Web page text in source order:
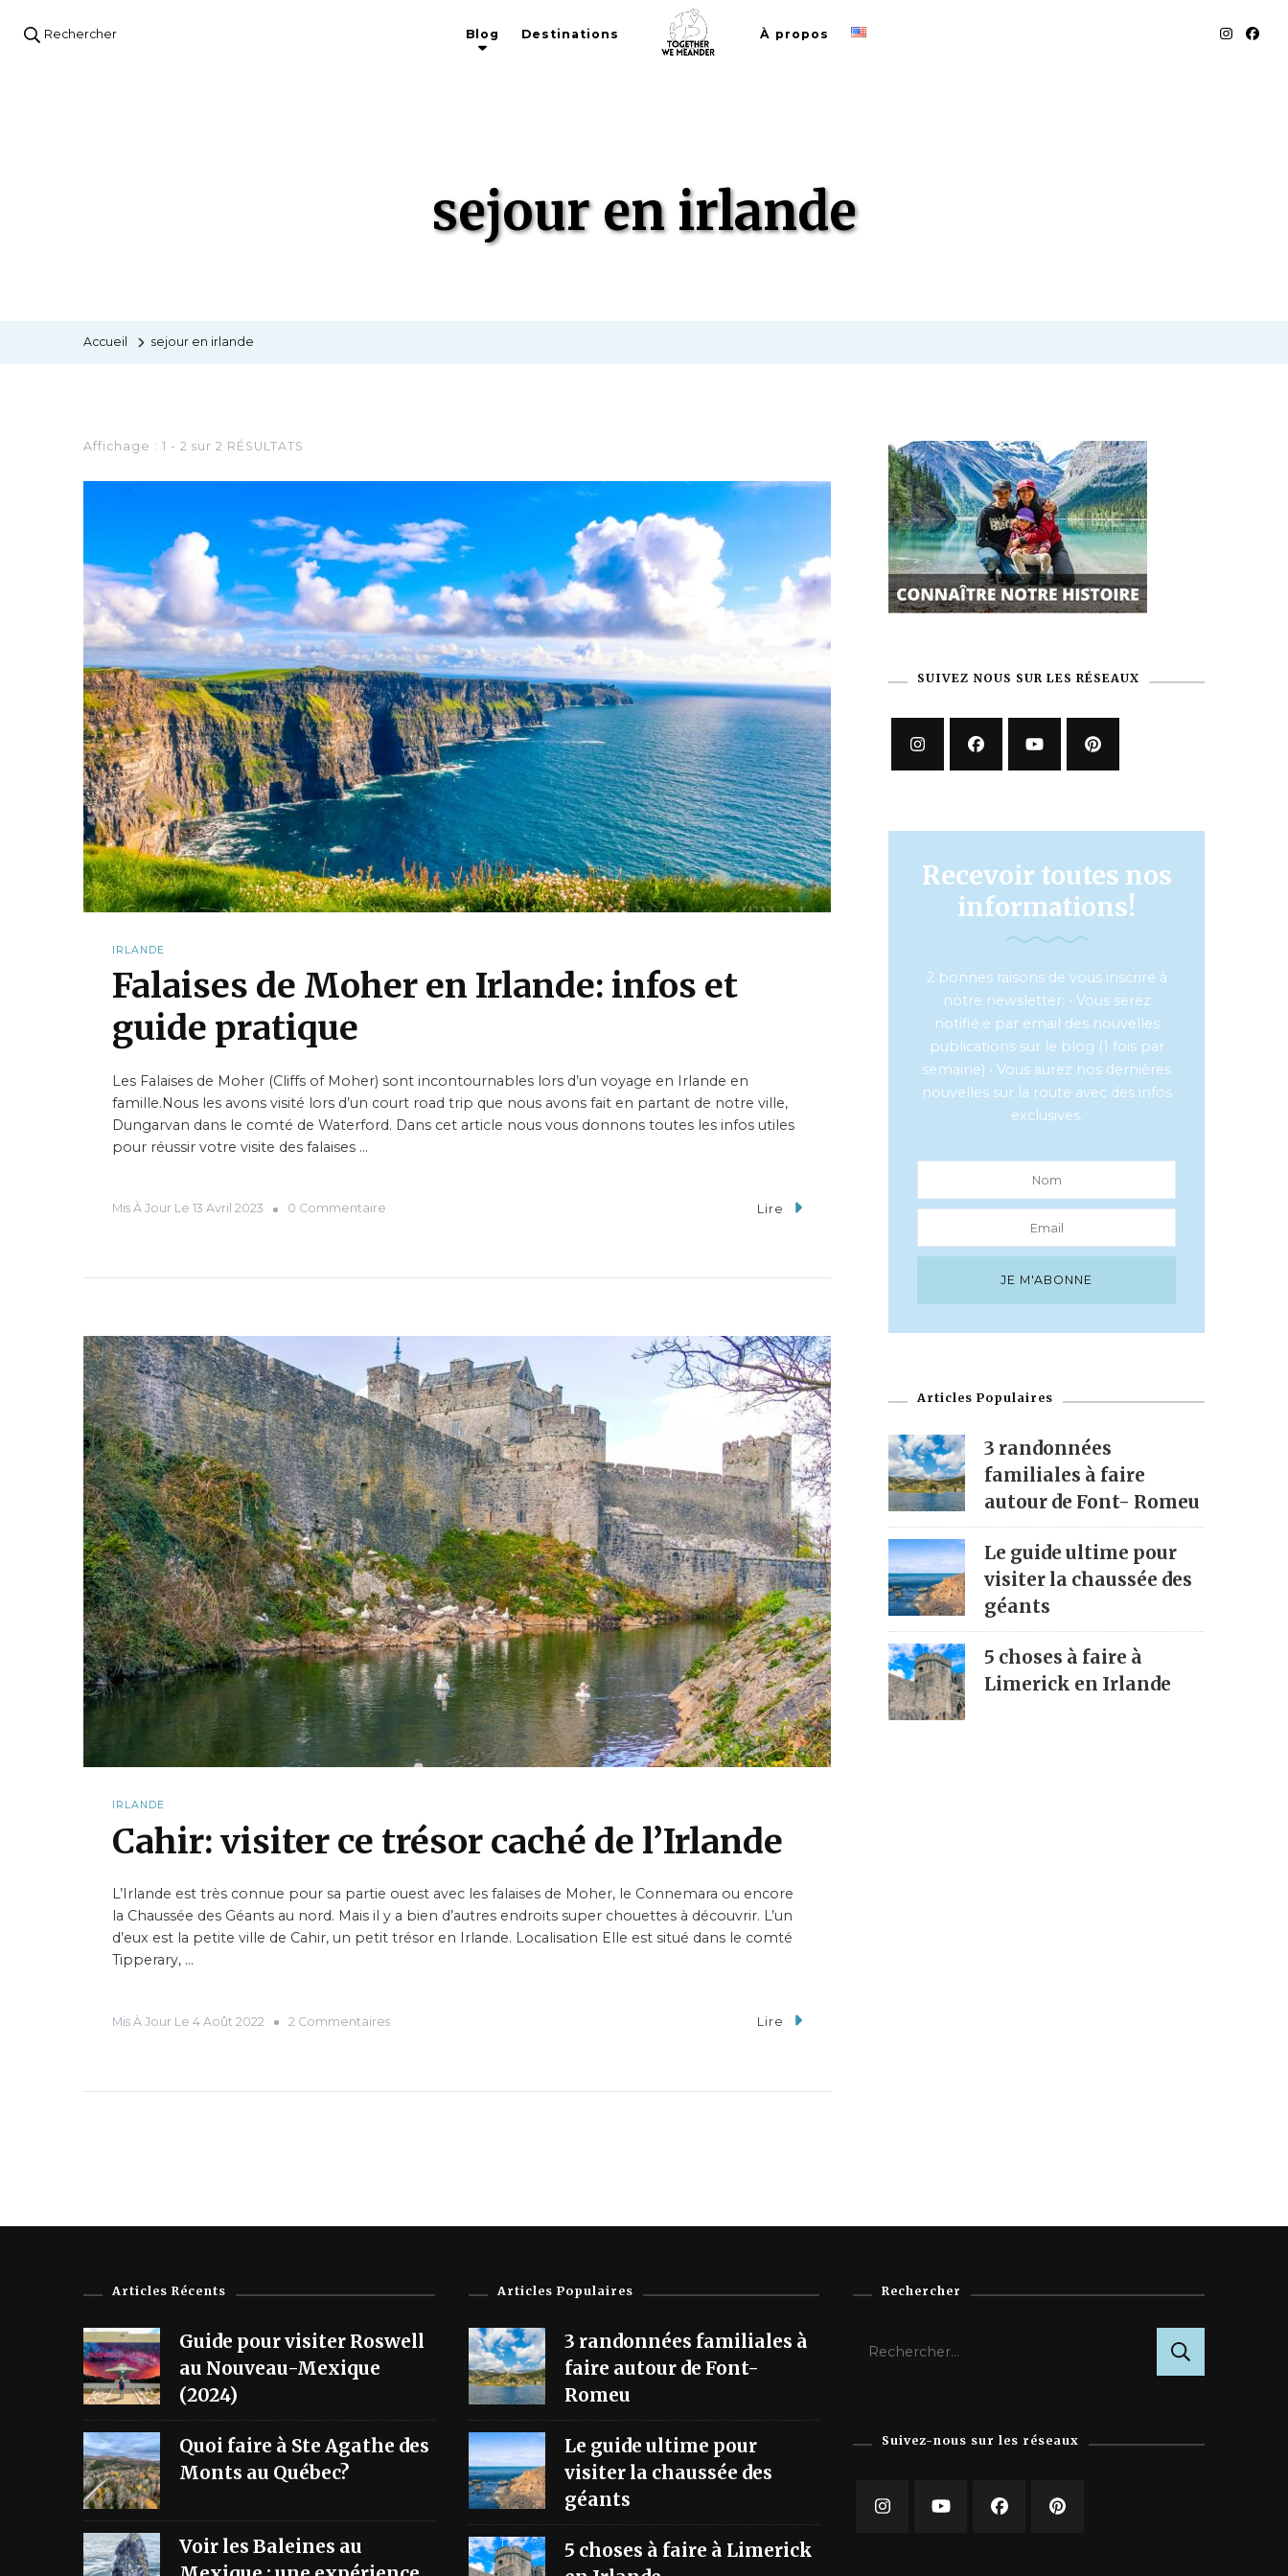
Rechercher Blog Destinations À propos
sejour en irlande
Accueil sejour en irlande
Affichage : 1 - 2 sur 2 RÉSULTATS
IRLANDE
Falaises de Moher en Irlande: infos et
guide pratique
Les Falaises de Moher (Cliffs of Moher) sont incontournables lors d’un voyage en Irlande en
famille.Nous les avons visité lors d’un court road trip que nous avons fait en partant de notre ville,
Dungarvan dans le comté de Waterford. Dans cet article nous vous donnons toutes les infos utiles
pour réussir votre visite des falaises …
Mis À Jour Le 13 Avril 2023 0 Commentaire Lire
IRLANDE
Cahir: visiter ce trésor caché de l’Irlande
L’Irlande est très connue pour sa partie ouest avec les falaises de Moher, le Connemara ou encore
la Chaussée des Géants au nord. Mais il y a bien d’autres endroits super chouettes à découvrir. L’un
d’eux est la petite ville de Cahir, un petit trésor en Irlande. Localisation Elle est situé dans le comté
Tipperary, …
Mis À Jour Le 4 Août 2022 2 Commentaires Lire
SUIVEZ NOUS SUR LES RÉSEAUX
Recevoir toutes nos
informations!
2 bonnes raisons de vous inscrire à
notre newsletter: • Vous serez
notifié.e par email des nouvelles
publications sur le blog (1 fois par
semaine) • Vous aurez nos dernières
nouvelles sur la route avec des infos
exclusives.
Articles Populaires
3 randonnées
familiales à faire
autour de Font- Romeu
Le guide ultime pour
visiter la chaussée des
géants
5 choses à faire à
Limerick en Irlande
Articles Récents
Guide pour visiter Roswell
au Nouveau-Mexique
(2024)
Quoi faire à Ste Agathe des
Monts au Québec?
Voir les Baleines au
Articles Populaires
3 randonnées familiales à
faire autour de Font-
Romeu
Le guide ultime pour
visiter la chaussée des
géants
5 choses à faire à Limerick
Rechercher
Suivez-nous sur les réseaux